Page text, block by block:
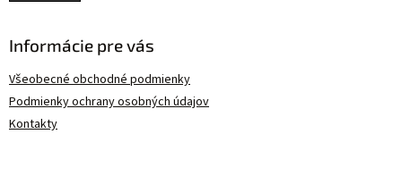
Informácie pre vás
Všeobecné obchodné podmienky
Podmienky ochrany osobných údajov
Kontakty